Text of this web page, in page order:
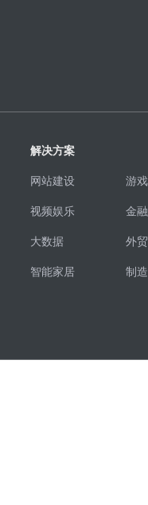
解决方案
网站建设 游
视频娱乐 金
大数据 外
智能家居 制